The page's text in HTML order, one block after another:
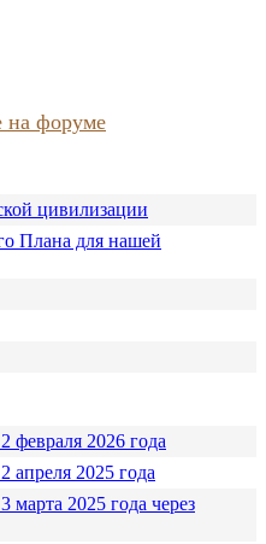
на форуме
цивилизации
Плана для нашей
февраля 2026 года
апреля 2025 года
2025 года через